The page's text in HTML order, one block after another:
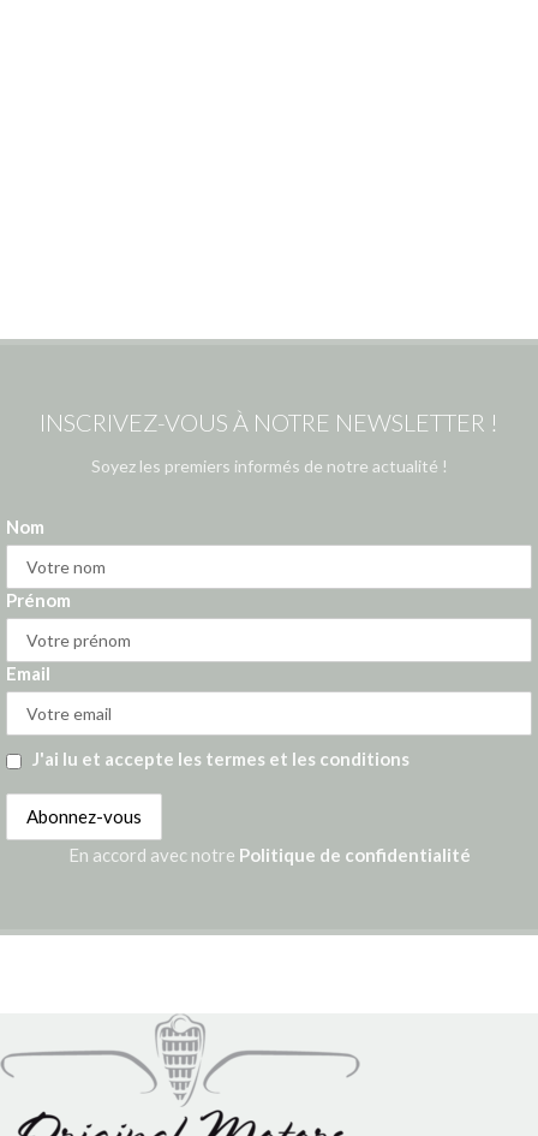
INSCRIVEZ-VOUS À NOTRE NEWSLETTER !
Soyez les premiers informés de notre actualité !
Nom
Prénom
Email
J'ai lu et accepte les termes et les conditions
En accord avec notre Politique de confidentialité